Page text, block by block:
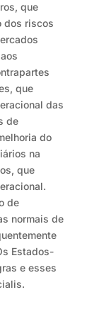
que
dos riscos
que
das
de
do
na
que
de
normais de
Estados-
e esses